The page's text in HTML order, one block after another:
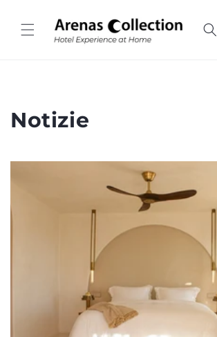
contenuto
Notizie